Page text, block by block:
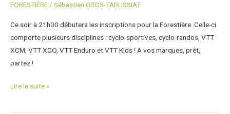
FORESTIÈRE/ Sébastien GROS-TABUSSIAT
Ce soir à 21h00 débutera les inscriptions pour la Forestière. Celle-ci
comporte plusieurs disciplines : cyclo-sportives, cyclo-randos, VTT
XCM, VTT XCO, VTT Enduro et VTT Kids ! A vos marques, prêt,
partez !
!
Lire la suite »